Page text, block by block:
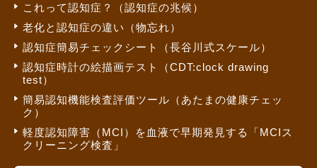
これって認知症？（認知症の兆候）
老化と認知症の違い（物忘れ）
認知症簡易チェックシート（長谷川式スケール）
認知症時計の絵描画テスト（CDT:clock drawing
test）
簡易認知機能検査評価ツール（あたまの健康チェッ
ク）
軽度認知障害（MCI）を血液で早期発見する「MCIス
クリーニング検査」